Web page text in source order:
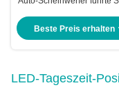
Beste Preis erhalten
LED-Tageszeit-